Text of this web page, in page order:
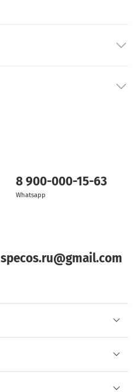
8 900-000-15-63
Whatsapp
specos.ru@gmail.com